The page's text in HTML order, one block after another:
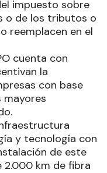
impuesto sobre
o de los tributos o
reemplacen en el
cuenta con
la
con base
mayores
y tecnología con
de este
2.000 km de fibra